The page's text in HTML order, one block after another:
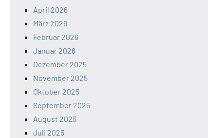
April 2026
März 2026
Februar 2026
Januar 2026
Dezember 2025
November 2025
Oktober 2025
September 2025
August 2025
Juli 2025